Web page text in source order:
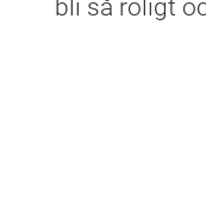
bli så roligt